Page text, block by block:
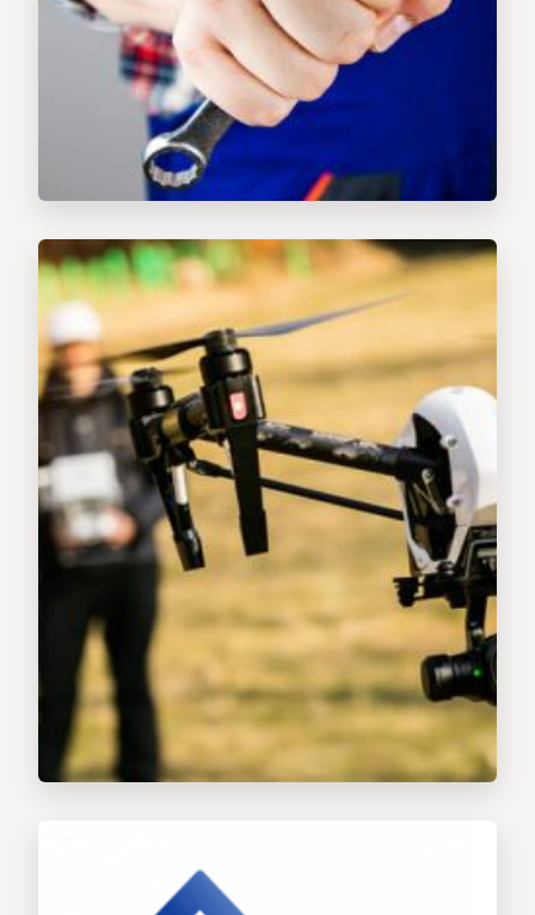
Professionelle Fotografen
Professionelle Filmteams
Hausmeisterservice